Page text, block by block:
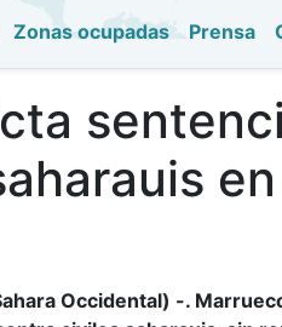
Zonas ocupadas Prensa
Occidental) -.